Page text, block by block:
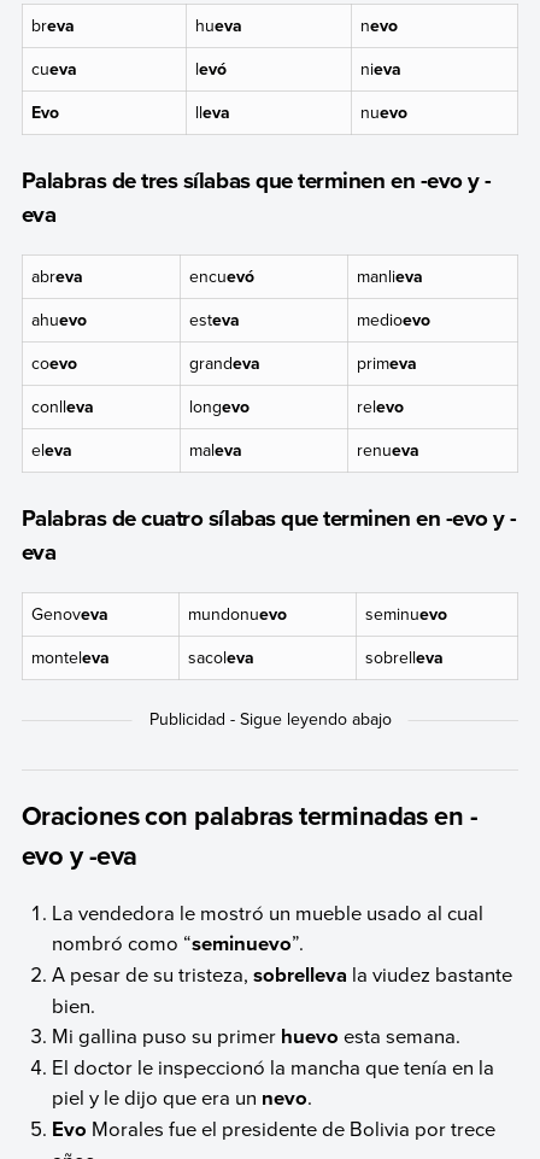
breva hueva nevo
cueva levó nieva
Evo
lleva nuevo
Palabras de tres sílabas que terminen en -evo y -
eva
abreva encuevó manlieva
ahuevo esteva medioevo
coevo grandeva primeva
conlleva longevo relevo
eleva maleva renueva
Palabras de cuatro sílabas que terminen en -evo y -
eva
Genoveva mundonuevo seminuevo
monteleva sacoleva sobrelleva
Oraciones con palabras terminadas en -
evo y -eva
La vendedora le mostró un mueble usado al cual
nombró como “seminuevo”.
A pesar de su tristeza,sobrelleva la viudez bastante
bien.
Mi gallina puso su primer huevo esta semana.
El doctor le inspeccionó la mancha que tenía en la
piel y le dijo que era un nevo.
Evo Morales fue el presidente de Bolivia por trece